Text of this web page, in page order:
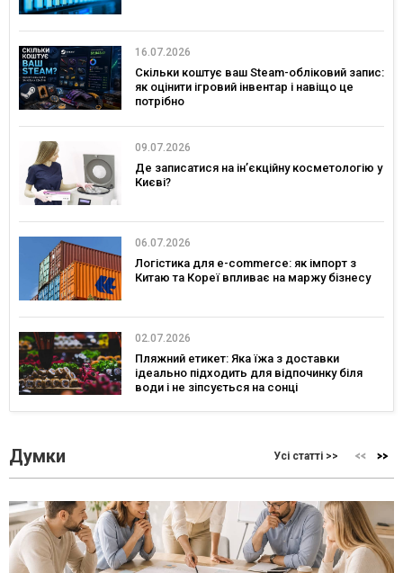
16.07.2026
Скільки коштує ваш Steam-обліковий запис:
як оцінити ігровий інвентар і навіщо це
потрібно
09.07.2026
Де записатися на ін’єкційну косметологію у
Києві?
06.07.2026
Логістика для e-commerce: як імпорт з
Китаю та Кореї впливає на маржу бізнесу
02.07.2026
Пляжний етикет: Яка їжа з доставки
ідеально підходить для відпочинку біля
води і не зіпсується на сонці
Думки Усі статті >>